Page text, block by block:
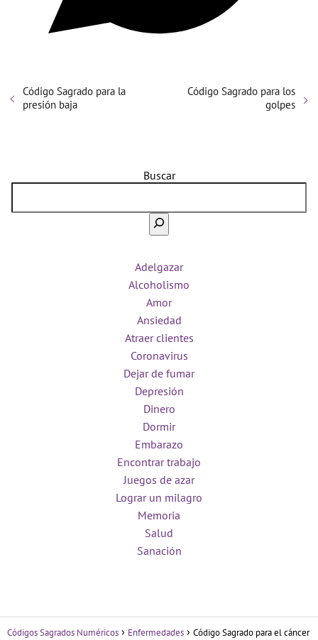
Código Sagrado para la
presión baja
Código Sagrado para los
golpes
Buscar
Adelgazar
Alcoholismo
Amor
Ansiedad
Atraer clientes
Coronavirus
Dejar de fumar
Depresión
Dinero
Dormir
Embarazo
Encontrar trabajo
Juegos de azar
Lograr un milagro
Memoria
Salud
Sanación
Códigos Sagrados Numéricos Enfermedades
Código Sagrado para el cáncer